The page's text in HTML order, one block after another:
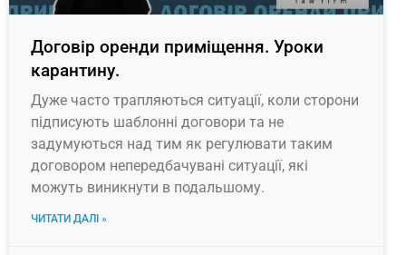
Договір оренди приміщення. Уроки
карантину.
Дуже часто трапляються ситуації, коли сторони
підписують шаблонні договори та не
задумуються над тим як регулювати таким
договором непередбачувані ситуації, які
можуть виникнути в подальшому.
ЧИТАТИ ДАЛІ »